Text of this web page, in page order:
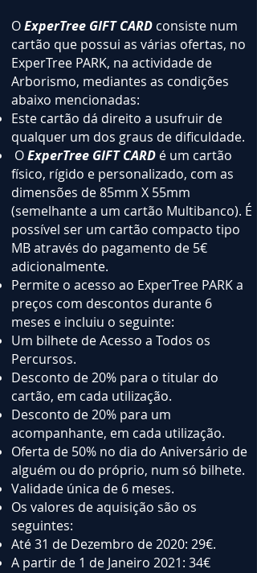
OExperTree GIFT CARD consiste num
cartão que possui as várias ofertas, no
ExperTree PARK, na actividade de
Arborismo, mediantes as condições
abaixo mencionadas:
Este cartão dá direito a usufruir de
qualquer um dos graus de dificuldade.
OExperTree GIFT CARD é um cartão
físico, rígido e personalizado, com as
dimensões de 85mm X 55mm
(semelhante a um cartão Multibanco). É
possível ser um cartão compacto tipo
MB através do pagamento de 5€
adicionalmente.
Permite o acesso ao ExperTree PARK a
preços com descontos durante 6
meses e incluiu o seguinte:
Um bilhete de Acesso a Todos os
Percursos.
Desconto de 20% para o titular do
cartão, em cada utilização.
Desconto de 20% para um
acompanhante, em cada utilização.
Oferta de 50% no dia do Aniversário de
alguém ou do próprio, num só bilhete.
Validade única de 6 meses.
Os valores de aquisição são os
seguintes:
Até 31 de Dezembro de 2020: 29€.
A partir de 1 de Janeiro 2021: 34€